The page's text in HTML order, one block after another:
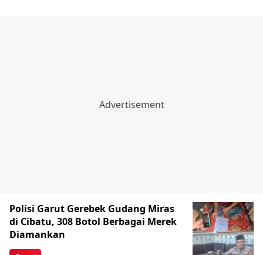
Polisi Garut Gerebek Gudang Miras
di Cibatu, 308 Botol Berbagai Merek
Diamankan